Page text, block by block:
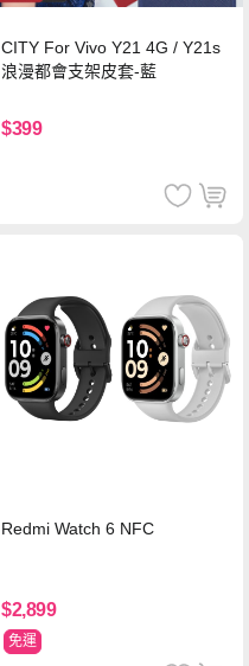
CITY For Vivo Y21 4G / Y21s
浪漫都會支架皮套-藍
$399
Redmi Watch 6 NFC
$2,899
免運